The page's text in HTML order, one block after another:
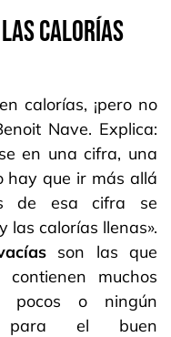
CALORÍAS
calorías, ¡pero no
Nave. Explica:
en una cifra, una
hay que ir más allá
de esa cifra se
las calorías llenas».
son las que
muchos
pocos o ningún
para el buen